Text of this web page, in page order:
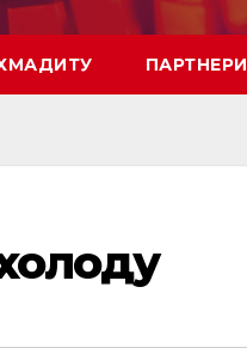
ПАРТНЕРИ